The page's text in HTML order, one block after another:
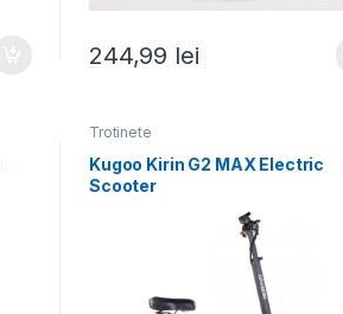
244,99 lei
Trotinete
Kugoo Kirin G2 MAX Electric
Scooter